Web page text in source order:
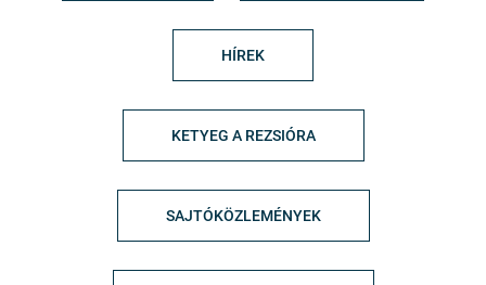
HÍREK
KETYEG A REZSIÓRA
SAJTÓKÖZLEMÉNYEK